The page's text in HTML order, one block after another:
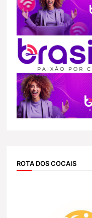
ROTA DOS COCAIS